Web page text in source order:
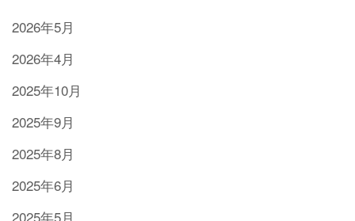
2026年5月
2026年4月
2025年10月
2025年9月
2025年8月
2025年6月
2025年5月